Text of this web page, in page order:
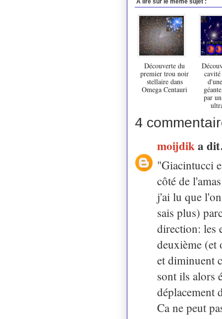
A lire sur le même sujet :
Découverte du
premier trou noir
stellaire dans
Omega Centauri
par
4
moijdika
"Giacintucci
côté de
j'ai lu que
sais plus)
direction: les
deuxième (et
et diminuent
sont ils alors
déplacement
Ca ne peut